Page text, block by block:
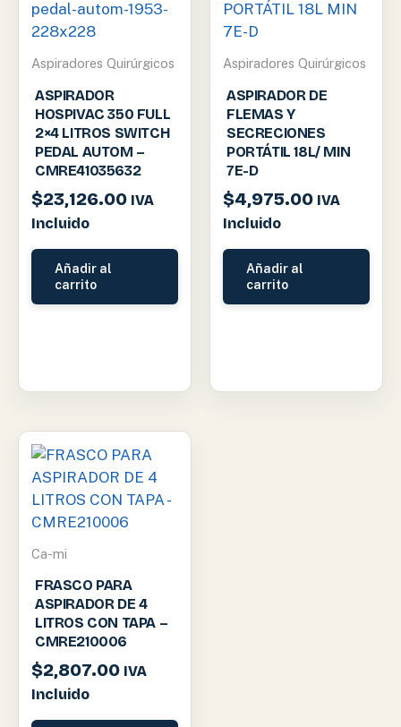
Aspiradores Quirúrgicos
ASPIRADOR
HOSPIVAC 350 FULL
2×4 LITROS SWITCH
PEDAL AUTOM –
CMRE41035632
$23,126.00 IVA
Incluido
Añadir al
carrito
Aspiradores Quirúrgicos
ASPIRADOR DE
FLEMAS Y
SECRECIONES
PORTÁTIL 18L/ MIN
7E-D
$4,975.00 IVA
Incluido
Añadir al
carrito
Ca-mi
FRASCO PARA
ASPIRADOR DE 4
LITROS CON TAPA –
CMRE210006
$2,807.00 IVA
Incluido